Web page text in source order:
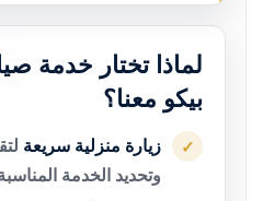
لماذا تختار خدمة
بيكو معنا؟
✓ زيارة منزلية سريعة
وتحديد الخدمة